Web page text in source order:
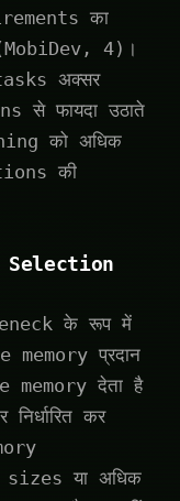
का
(MobiDev, 4)।
अक्सर
से फायदा उठाते
को अधिक
की
Selection
के रूप में
memory प्रदान
memory देता है
कर
या अधिक